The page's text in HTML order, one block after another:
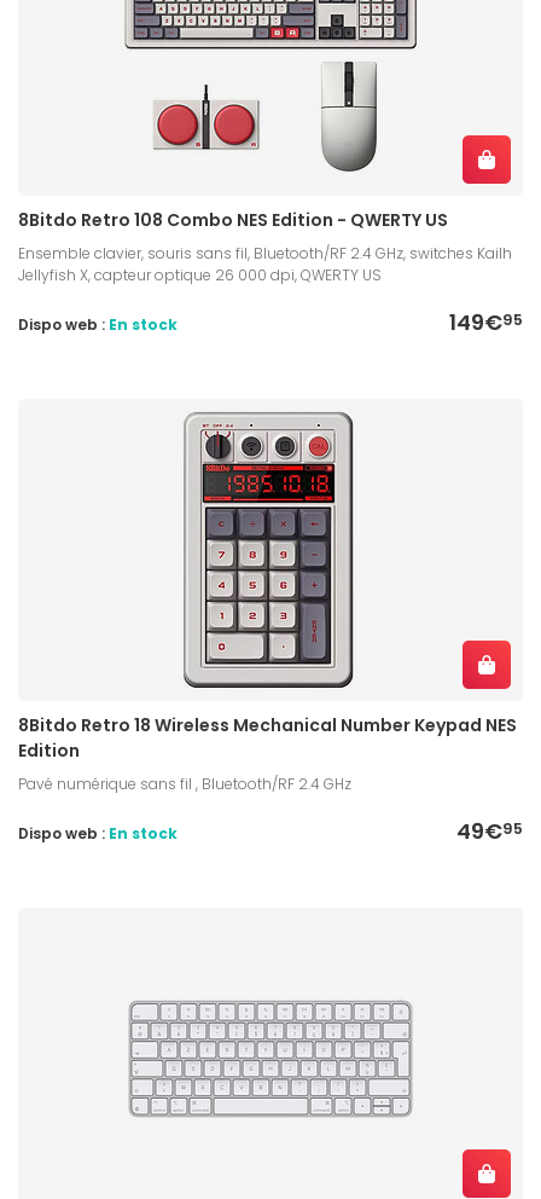
8Bitdo Retro 108 Combo NES Edition - QWERTY US
Ensemble clavier, souris sans fil, Bluetooth/RF 2.4 GHz, switches Kailh
Jellyfish X, capteur optique 26 000 dpi, QWERTY US
149€95
Dispo web : En stock
8Bitdo Retro 18 Wireless Mechanical Number Keypad NES
Edition
Pavé numérique sans fil , Bluetooth/RF 2.4 GHz
49€95
Dispo web : En stock